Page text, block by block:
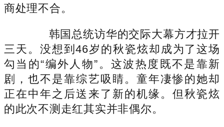
商处理不合。
韩国总统访华的交际大幕方才拉开
三天。没想到46岁的秋瓷炫却成为了这场
勾当的“编外人物”。这波热度既不是靠新
剧，也不是靠综艺吸睛。童年凄惨的她却
正在中年之后送来了新的机缘。但秋瓷炫
的此次不测走红其实并非偶尔。